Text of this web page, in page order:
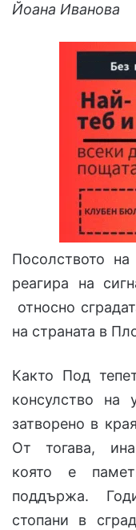
Йоана Иванова
Посолството
реагира на
относно
на страната в
Както Под
консулство
затворено в
От тогава,
която е
поддържа.
стопани в